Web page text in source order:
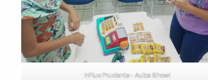
inFlux Prudente - Aulas Show!